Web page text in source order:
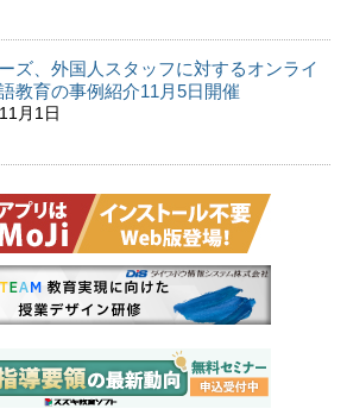
ズ、外国人スタッフに対するオンライ
教育の事例紹介11月5日開催
月1日